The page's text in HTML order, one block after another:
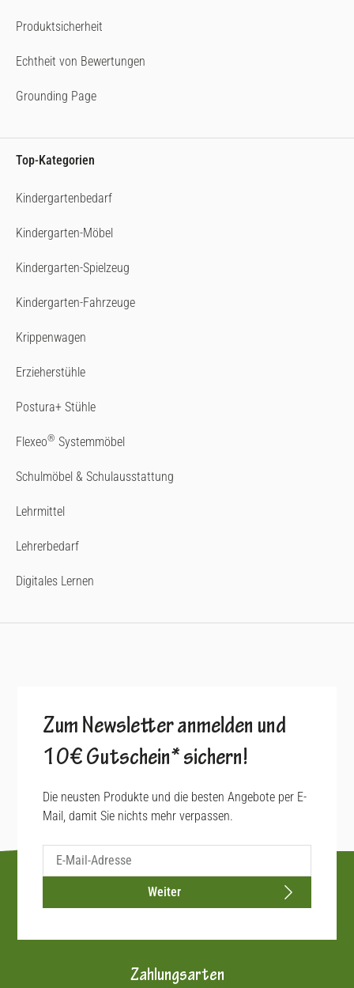
Produktsicherheit
Echtheit von Bewertungen
Grounding Page
Top-Kategorien
Kindergartenbedarf
Kindergarten-Möbel
Kindergarten-Spielzeug
Kindergarten-Fahrzeuge
Krippenwagen
Erzieherstühle
Postura+ Stühle
Flexeo® Systemmöbel
Schulmöbel & Schulausstattung
Lehrmittel
Lehrerbedarf
Digitales Lernen
Zum Newsletter anmelden und
10€ Gutschein* sichern!
Die neusten Produkte und die besten Angebote per E-
Mail, damit Sie nichts mehr verpassen.
Weiter
Zahlungsarten